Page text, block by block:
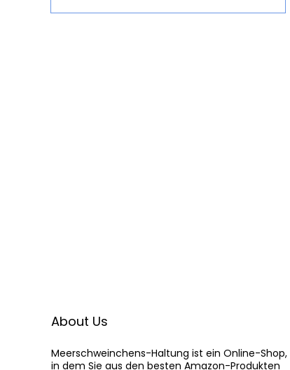
About Us
Meerschweinchens-Haltung ist ein Online-Shop,
in dem Sie aus den besten Amazon-Produkten